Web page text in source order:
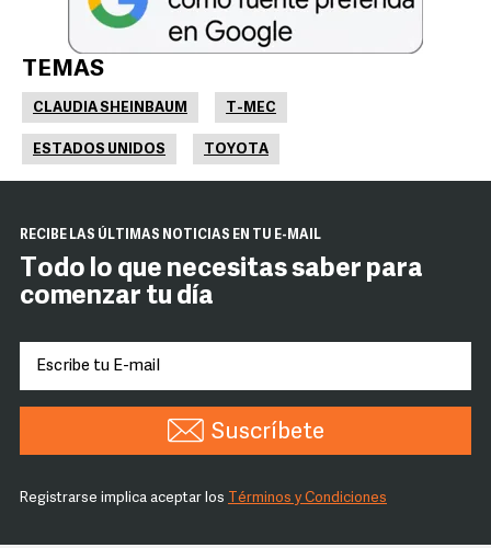
TEMAS
CLAUDIA SHEINBAUM T-MEC
ESTADOS UNIDOS TOYOTA
RECIBE LAS ÚLTIMAS NOTICIAS EN TU E-MAIL
Todo lo que necesitas saber para
comenzar tu día
Suscríbete
Registrarse implica aceptar los Términos y Condiciones